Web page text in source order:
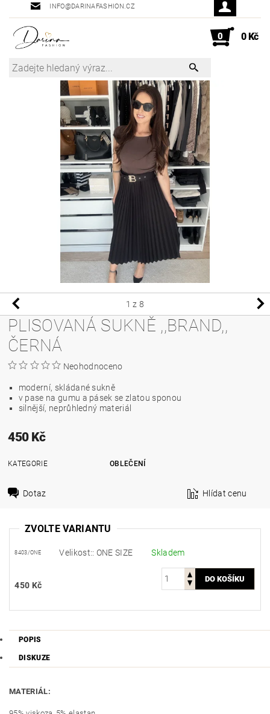
INFO@DARINAFASHION.CZ
0 0 Kč
1 z 8
PLISOVANÁ SUKNĚ ,,BRAND,,
ČERNÁ
Neohodnoceno
moderní, skládané sukně
v pase na gumu a pásek se zlatou sponou
silnější, neprůhledný materiál
450 Kč
KATEGORIE OBLEČENÍ
Dotaz Hlídat cenu
ZVOLTE VARIANTU
8403/ONE Velikost:: ONE SIZE Skladem
450 Kč
POPIS
DISKUZE
MATERIÁL: